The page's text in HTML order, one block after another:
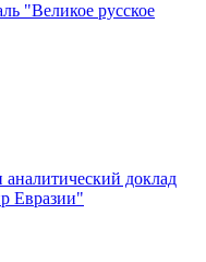
"Великое русское
аналитический доклад
Евразии"